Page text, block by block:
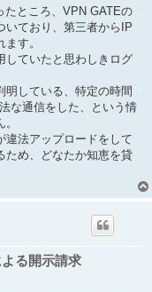
たところ、VPN GATEの
いており、第三者からIP
す。
していたと思わしきログ
明している、特定の時間
な通信をした、という情
違法アップロードをして
ため、どなたか知恵を貸
る開示請求